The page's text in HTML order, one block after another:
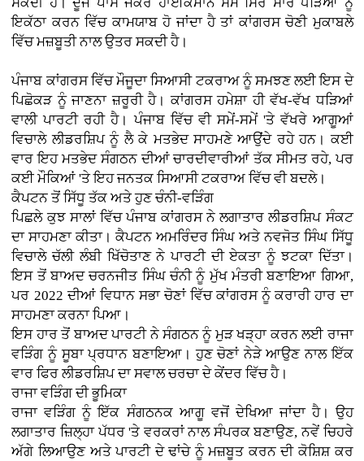
ਸਕਦੀ ਹੈ। ਦੂਜੇ ਪਾਸੇ ਜੇਕਰ ਹਾਈਕਮਾਨ ਸਮੇਂ ਸਿਰ ਸਾਰੇ ਧੜਿਆਂ ਨੂੰ
ਇਕੱਠਾ ਕਰਨ ਵਿੱਚ ਕਾਮਯਾਬ ਹੋ ਜਾਂਦਾ ਹੈ ਤਾਂ ਕਾਂਗਰਸ ਚੋਣੀ ਮੁਕਾਬਲੇ
ਵਿੱਚ ਮਜ਼ਬੂਤੀ ਨਾਲ ਉਤਰ ਸਕਦੀ ਹੈ।
ਪੰਜਾਬ ਕਾਂਗਰਸ ਵਿੱਚ ਮੌਜੂਦਾ ਸਿਆਸੀ ਟਕਰਾਅ ਨੂੰ ਸਮਝਣ ਲਈ ਇਸ ਦੇ
ਪਿਛੋਕੜ ਨੂੰ ਜਾਣਨਾ ਜ਼ਰੂਰੀ ਹੈ। ਕਾਂਗਰਸ ਹਮੇਸ਼ਾ ਹੀ ਵੱਖ-ਵੱਖ ਧੜਿਆਂ
ਵਾਲੀ ਪਾਰਟੀ ਰਹੀ ਹੈ। ਪੰਜਾਬ ਵਿੱਚ ਵੀ ਸਮੇਂ-ਸਮੇਂ 'ਤੇ ਵੱਖਰੇ ਆਗੂਆਂ
ਵਿਚਾਲੇ ਲੀਡਰਸ਼ਿਪ ਨੂੰ ਲੈ ਕੇ ਮਤਭੇਦ ਸਾਹਮਣੇ ਆਉਂਦੇ ਰਹੇ ਹਨ। ਕਈ
ਵਾਰ ਇਹ ਮਤਭੇਦ ਸੰਗਠਨ ਦੀਆਂ ਚਾਰਦੀਵਾਰੀਆਂ ਤੱਕ ਸੀਮਤ ਰਹੇ, ਪਰ
ਕਈ ਮੌਕਿਆਂ 'ਤੇ ਇਹ ਜਨਤਕ ਸਿਆਸੀ ਟਕਰਾਅ ਵਿੱਚ ਵੀ ਬਦਲੇ।
ਕੈਪਟਨ ਤੋਂ ਸਿੱਧੂ ਤੱਕ ਅਤੇ ਹੁਣ ਚੰਨੀ-ਵੜਿੰਗ
ਪਿਛਲੇ ਕੁਝ ਸਾਲਾਂ ਵਿੱਚ ਪੰਜਾਬ ਕਾਂਗਰਸ ਨੇ ਲਗਾਤਾਰ ਲੀਡਰਸ਼ਿਪ ਸੰਕਟ
ਦਾ ਸਾਹਮਣਾ ਕੀਤਾ। ਕੈਪਟਨ ਅਮਰਿੰਦਰ ਸਿੰਘ ਅਤੇ ਨਵਜੋਤ ਸਿੰਘ ਸਿੱਧੂ
ਵਿਚਾਲੇ ਚੱਲੀ ਲੰਬੀ ਖਿੱਚੋਤਾਣ ਨੇ ਪਾਰਟੀ ਦੀ ਏਕਤਾ ਨੂੰ ਝਟਕਾ ਦਿੱਤਾ।
ਇਸ ਤੋਂ ਬਾਅਦ ਚਰਨਜੀਤ ਸਿੰਘ ਚੰਨੀ ਨੂੰ ਮੁੱਖ ਮੰਤਰੀ ਬਣਾਇਆ ਗਿਆ,
ਪਰ 2022 ਦੀਆਂ ਵਿਧਾਨ ਸਭਾ ਚੋਣਾਂ ਵਿੱਚ ਕਾਂਗਰਸ ਨੂੰ ਕਰਾਰੀ ਹਾਰ ਦਾ
ਸਾਹਮਣਾ ਕਰਨਾ ਪਿਆ।
ਇਸ ਹਾਰ ਤੋਂ ਬਾਅਦ ਪਾਰਟੀ ਨੇ ਸੰਗਠਨ ਨੂੰ ਮੁੜ ਖੜ੍ਹਾ ਕਰਨ ਲਈ ਰਾਜਾ
ਵੜਿੰਗ ਨੂੰ ਸੂਬਾ ਪ੍ਰਧਾਨ ਬਣਾਇਆ। ਹੁਣ ਚੋਣਾਂ ਨੇੜੇ ਆਉਣ ਨਾਲ ਇੱਕ
ਵਾਰ ਫਿਰ ਲੀਡਰਸ਼ਿਪ ਦਾ ਸਵਾਲ ਚਰਚਾ ਦੇ ਕੇਂਦਰ ਵਿੱਚ ਹੈ।
ਰਾਜਾ ਵੜਿੰਗ ਦੀ ਭੂਮਿਕਾ
ਰਾਜਾ ਵੜਿੰਗ ਨੂੰ ਇੱਕ ਸੰਗਠਨਕ ਆਗੂ ਵਜੋਂ ਦੇਖਿਆ ਜਾਂਦਾ ਹੈ। ਉਹ
ਲਗਾਤਾਰ ਜ਼ਿਲ੍ਹਾ ਪੱਧਰ 'ਤੇ ਵਰਕਰਾਂ ਨਾਲ ਸੰਪਰਕ ਬਣਾਉਣ, ਨਵੇਂ ਚਿਹਰੇ
ਅੱਗੇ ਲਿਆਉਣ ਅਤੇ ਪਾਰਟੀ ਦੇ ਢਾਂਚੇ ਨੂੰ ਮਜ਼ਬੂਤ ਕਰਨ ਦੀ ਕੋਸ਼ਿਸ਼ ਕਰ